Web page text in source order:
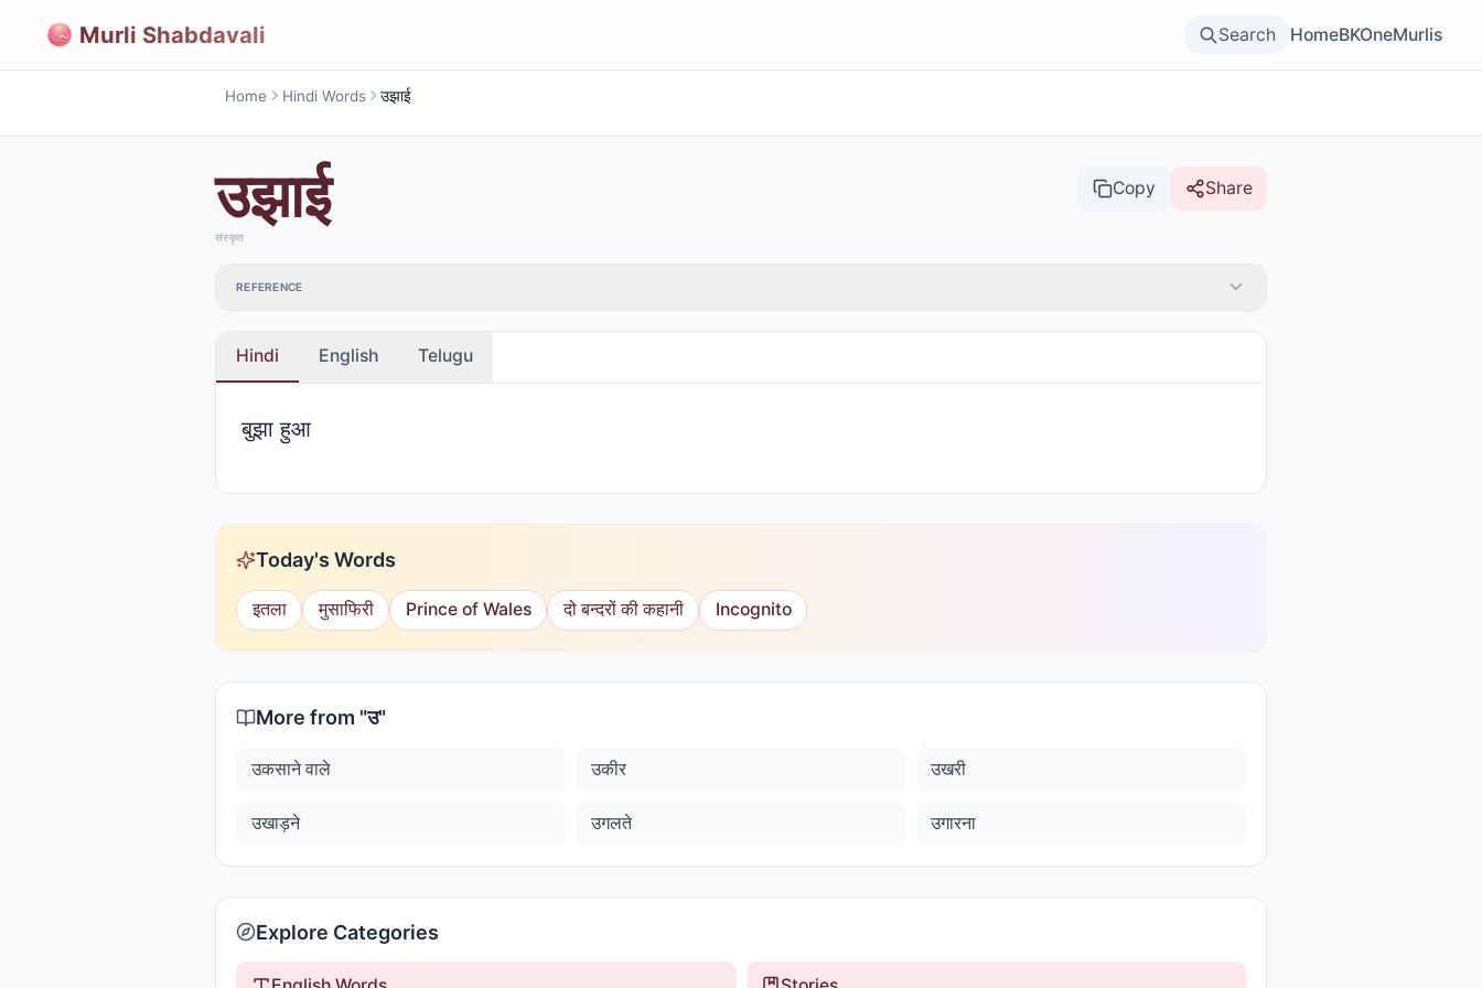
Murli Shabdavali Search HomeBKOneMurlis
Home Hindi Words उझाई
उझाई Copy Share
संस्कृत
REFERENCE
Hindi English Telugu
बुझा हुआ
Today's Words
इतला मुसाफिरी Prince of Wales दो बन्दरों की कहानी Incognito
More from "उ"
उकसाने वाले उकीर उखरी
उखाड़ने उगलते उगारना
Explore Categories